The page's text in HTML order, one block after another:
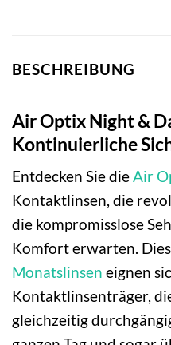
BESCHREIBUNG
Air Optix Night &
Kontinuierliche
Entdecken Sie dieAir
Kontaktlinsen, die
die kompromisslose
Komfort erwarten.
Monatslinsen eignen
Kontaktlinsenträger,
gleichzeitig